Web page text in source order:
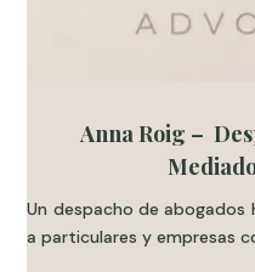
Anna Roig –
Un despacho de abogados
a particulares y empresas